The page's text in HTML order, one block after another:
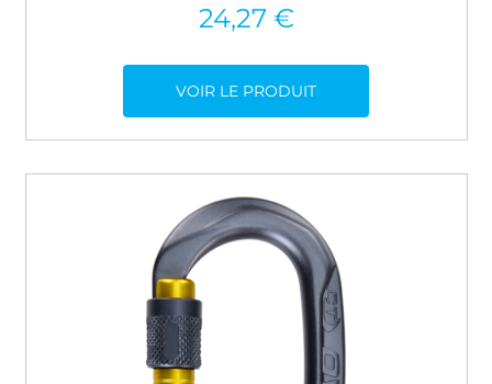
24,27 €
VOIR LE PRODUIT